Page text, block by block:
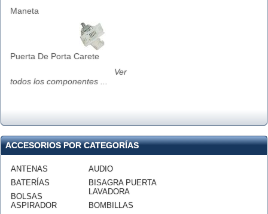
Maneta
Puerta De Porta Carete
Ver
todos los componentes ...
ACCESORIOS POR CATEGORÍAS
ANTENAS
BATERÍAS
BOLSAS
ASPIRADOR
AUDIO
BISAGRA PUERTA
LAVADORA
BOMBILLAS